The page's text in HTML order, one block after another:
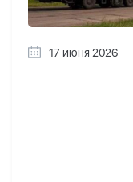
17 июня 2026